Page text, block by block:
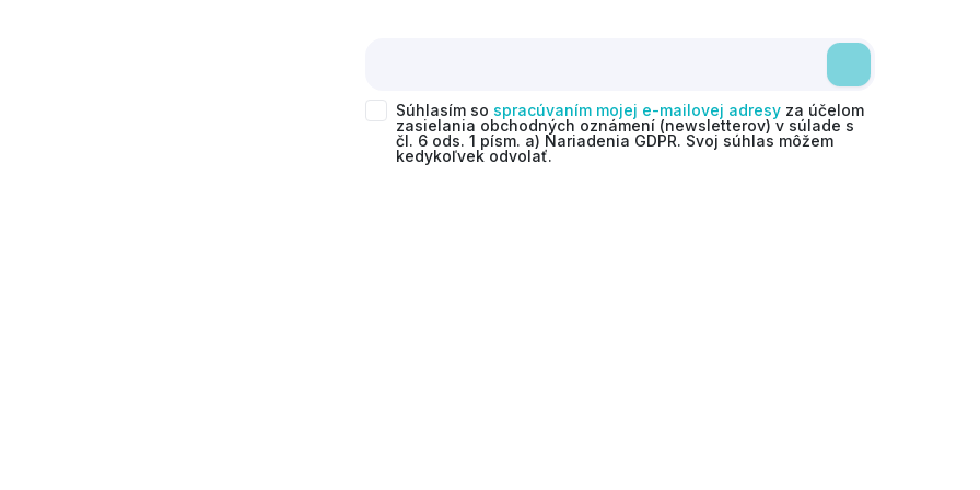
Súhlasím so spracúvaním mojej e-mailovej adresy za účelom
zasielania obchodných oznámení (newsletterov) v súlade s
čl. 6 ods. 1 písm. a) Nariadenia GDPR. Svoj súhlas môžem
kedykoľvek odvolať.